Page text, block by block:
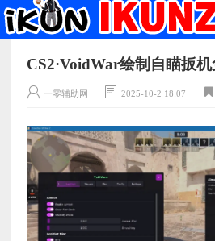
CS2·VoidWar绘制自瞄扳
一零辅助网 2025-10-2 18:07